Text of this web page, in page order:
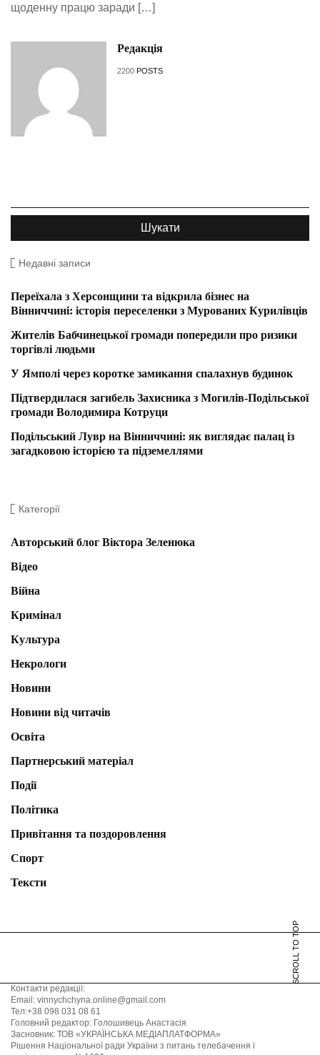
щоденну працю заради […]
Редакція
2200 POSTS
Недавні записи
Переїхала з Херсонщини та відкрила бізнес на
Вінниччині: історія переселенки з Мурованих Курилівців
Жителів Бабчинецької громади попередили про ризики
торгівлі людьми
У Ямполі через коротке замикання спалахнув будинок
Підтвердилася загибель Захисника з Могилів-Подільської
громади Володимира Котруци
Подільський Лувр на Вінниччині: як виглядає палац із
загадковою історією та підземеллями
Категорії
Авторський блог Віктора Зеленюка
Відео
Війна
Кримінал
Культура
Некрологи
Новини
Новини від читачів
Освіта
Партнерський матеріал
Події
Політика
Привітання та поздоровлення
Спорт
Тексти
SCROLL TO TOP
Контакти редакції:
Email: vinnychchyna.online@gmail.com
Тел:+38 098 031 08 61
Головний редактор: Голошивець Анастасія
Засновник: ТОВ «УКРАЇНСЬКА МЕДІАПЛАТФОРМА»
Рішення Національної ради України з питань телебачення і